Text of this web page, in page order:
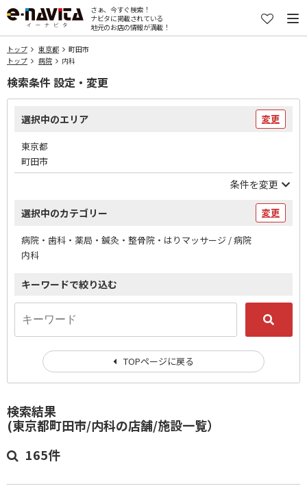
さぁ、今すぐ検索！
ナビタに掲載されている
地元のお店の情報が満載！
トップ 東京都
町田市
トップ
病院 内科
検索結果
(東京都町田市/内科の店舗/施設一覧）
165件
検索条件 設定・変更
選択中のエリア 変更
東京都
町田市
条件を変更
選択中のカテゴリー 変更
病院・歯科・薬局・鍼灸・整骨院・はりマッサージ / 病院
内科
キーワードで絞り込む
TOPページに戻る